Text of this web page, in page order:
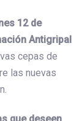
12 de
Antigripal
cepas de
las nuevas
que deseen